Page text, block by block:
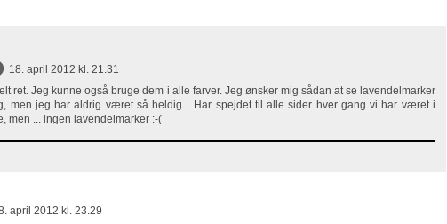
18. april 2012 kl. 21.31
ret. Jeg kunne også bruge dem i alle farver. Jeg ønsker mig sådan at se lavendelmarker
men jeg har aldrig været så heldig... Har spejdet til alle sider hver gang vi har været i
men ... ingen lavendelmarker :-(
april 2012 kl. 23.29